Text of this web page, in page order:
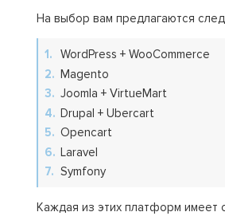
На выбор вам предлагаются
WordPress + WooCommerce
Magento
Joomla + VirtueMart
Drupal + Ubercart
Opencart
Laravel
Symfony
Каждая из этих платформ имеет